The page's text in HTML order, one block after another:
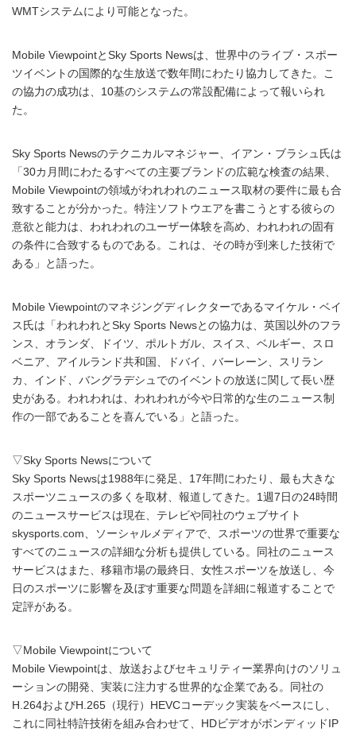
WMTシステムにより可能となった。
Mobile ViewpointとSky Sports Newsは、世界中のライブ・スポー
ツイベントの国際的な生放送で数年間にわたり協力してきた。こ
の協力の成功は、10基のシステムの常設配備によって報いられ
た。
Sky Sports Newsのテクニカルマネジャー、イアン・ブラシュ氏は
「30カ月間にわたるすべての主要ブランドの広範な検査の結果、
Mobile Viewpointの領域がわれわれのニュース取材の要件に最も合
致することが分かった。特注ソフトウエアを書こうとする彼らの
意欲と能力は、われわれのユーザー体験を高め、われわれの固有
の条件に合致するものである。これは、その時が到来した技術で
ある」と語った。
Mobile Viewpointのマネジングディレクターであるマイケル・ベイ
ス氏は「われわれとSky Sports Newsとの協力は、英国以外のフラ
ンス、オランダ、ドイツ、ポルトガル、スイス、ベルギー、スロ
ベニア、アイルランド共和国、ドバイ、バーレーン、スリラン
カ、インド、バングラデシュでのイベントの放送に関して長い歴
史がある。われわれは、われわれが今や日常的な生のニュース制
作の一部であることを喜んでいる」と語った。
▽Sky Sports Newsについて
Sky Sports Newsは1988年に発足、17年間にわたり、最も大きな
スポーツニュースの多くを取材、報道してきた。1週7日の24時間
のニュースサービスは現在、テレビや同社のウェブサイト
skysports.com、ソーシャルメディアで、スポーツの世界で重要な
すべてのニュースの詳細な分析も提供している。同社のニュース
サービスはまた、移籍市場の最終日、女性スポーツを放送し、今
日のスポーツに影響を及ぼす重要な問題を詳細に報道することで
定評がある。
▽Mobile Viewpointについて
Mobile Viewpointは、放送およびセキュリティー業界向けのソリュ
ーションの開発、実装に注力する世界的な企業である。同社の
H.264およびH.265（現行）HEVCコーデック実装をベースにし、
これに同社特許技術を組み合わせて、HDビデオがボンディッドIP